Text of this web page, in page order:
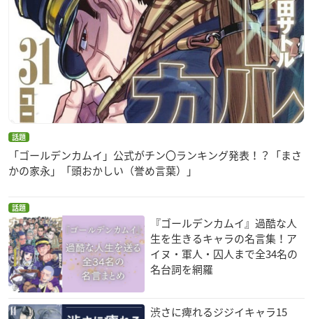
話題
「ゴールデンカムイ」公式がチン〇ランキング発表！？「まさ
かの家永」「頭おかしい（誉め言葉）」
話題
『ゴールデンカムイ』過酷な人
生を生きるキャラの名言集！ア
イヌ・軍人・囚人まで全34名の
名台詞を網羅
渋さに痺れるジジイキャラ15